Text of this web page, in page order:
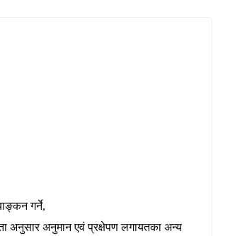
गर्ने,
अनुसार अनुमान एवं प्रक्षेपण लगायतका अन्य